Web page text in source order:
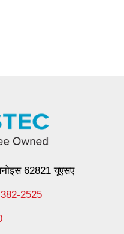
62821 यूएसए
2525